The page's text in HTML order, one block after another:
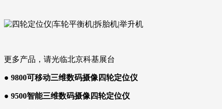
更多产品， 请光临北京科基展台
● 9800可移动三维数码摄像四轮定位仪
● 9500智能三维数码摄像四轮定位仪